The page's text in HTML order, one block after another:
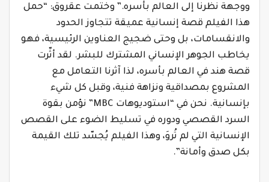
ووجهة نظرنا إلى العالم بأسره.” وختمت عقروق: “حمل
هذا الفيلم قصة إنسانية عميقة تتجاوز الحدود
والانقسامات، بل وحتى ضجيج العناوين الرئيسية، فهو
يخاطب الجوهر الإنساني المشترك للبشر. لقد أثّرت
قصة هند في العالم بأسره، لذا آثرنا التعامل مع
المشروع بمصداقية ونزاهة فنية، وقبل كل شيء
بإنسانية. نحن في “استوديوهات MBC” نؤمن بقوة
السرد القصصي ودوره في تسليط الضوء على القصص
الإنسانية التي لم تُروَ، وهذا الفيلم يُجسّد تلك القيمة
بكل صدق وأمانة.”